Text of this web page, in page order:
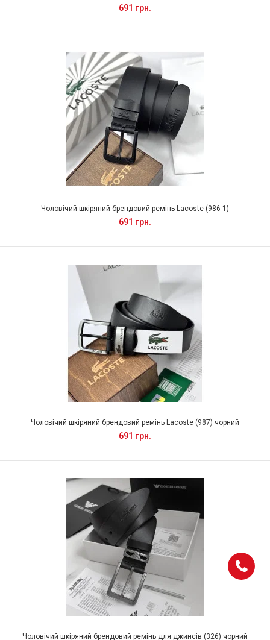
691 грн.
Чоловічий шкіряний брендовий ремінь Lacoste (986-1)
691 грн.
Чоловічий шкіряний брендовий ремінь Lacoste (987) чорний
691 грн.
Чоловічий шкіряний брендовий ремінь для джинсів (326) чорний